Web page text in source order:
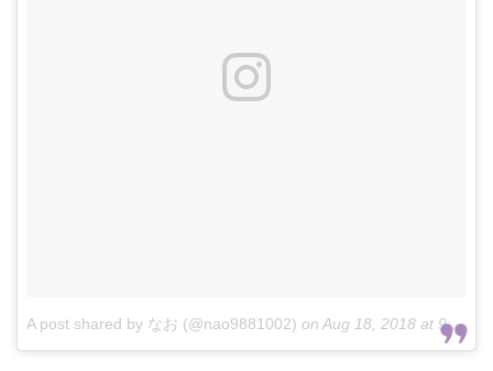
A post shared by なお (@nao9881002) on Aug 18, 2018 at 9:57am PDT